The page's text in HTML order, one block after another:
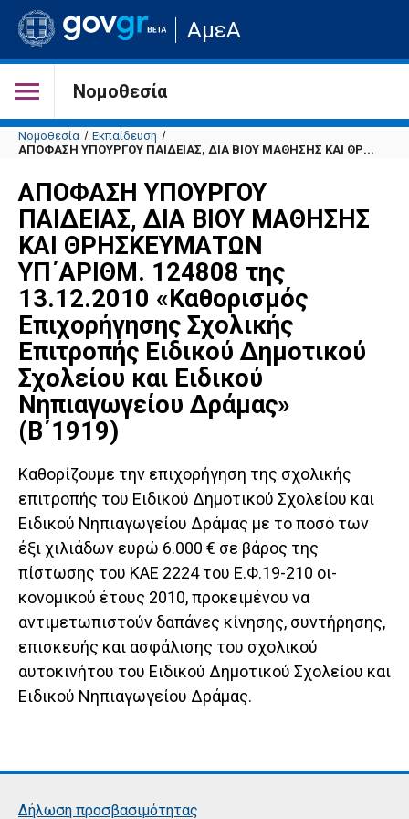
Μετάβαση
στην
σελίδα
του
ΑμεΑ
Νομοθεσία
Νομοθεσία
Εκπαίδευση
ΑΠΟΦΑΣΗ ΥΠΟΥΡΓΟΥ ΠΑΙΔΕΙΑΣ, ΔΙΑ ΒΙΟΥ ΜΑΘΗΣΗΣ ΚΑΙ ΘΡ...
ΑΠΟΦΑΣΗ ΥΠΟΥΡΓΟΥ
ΠΑΙΔΕΙΑΣ, ΔΙΑ ΒΙΟΥ ΜΑΘΗΣΗΣ
ΚΑΙ ΘΡΗΣΚΕΥΜΑΤΩΝ
ΥΠ΄ΑΡΙΘΜ. 124808 της
13.12.2010 «Καθορισμός
Επιχορήγησης Σχολικής
Επιτροπής Ειδικού Δημοτικού
Σχολείου και Ειδικού
Νηπιαγωγείου Δράμας»
(Β΄1919)
Καθορίζουμε την επιχορήγηση της σχολικής
επιτροπής του Ειδικού Δημοτικού Σχολείου και
Ειδικού Νηπιαγωγεί­ου Δράμας με το ποσό των
έξι χιλιάδων ευρώ 6.000 € σε βάρος της
πίστωσης του ΚΑΕ 2224 του Ε.Φ.19-210 οι­
κονομικού έτους 2010, προκειμένου να
αντιμετωπιστούν δαπάνες κίνησης, συντήρησης,
επισκευής και ασφάλισης του σχολικού
αυτοκινήτου του Ειδικού Δημοτικού Σχο­λείου και
Ειδικού Νηπιαγωγείου Δράμας.
Δήλωση προσβασιμότητας